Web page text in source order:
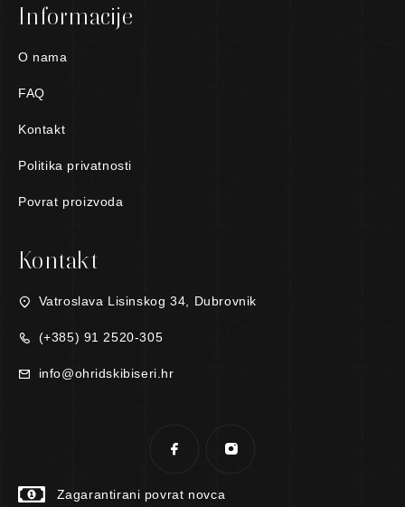
Informacije
O nama
FAQ
Kontakt
Politika privatnosti
Povrat proizvoda
Kontakt
Vatroslava Lisinskog 34, Dubrovnik
(+385) 91 2520-305
info@ohridskibiseri.hr
Zagarantirani povrat novca